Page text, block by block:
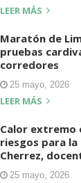
LEER MÁS
Maratón de
pruebas
corredores
25 mayo, 2026
LEER MÁS
Calor extremo
riesgos para la
Cherrez,
25 mayo, 2026